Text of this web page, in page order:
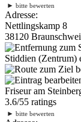
► bitte bewerten
Adresse:
Nettlingskamp 8
38120
Stiddien (Zentrum)
Friseur am
3.6/55 ratings
► bitte bewerten